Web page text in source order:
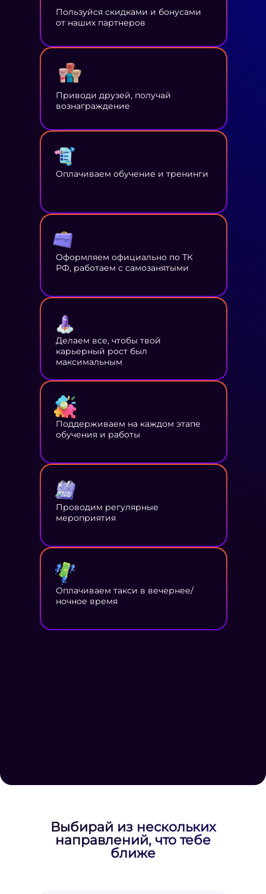
Пользуйся скидками и бонусами
от наших партнеров
Приводи друзей, получай
вознаграждение
Оплачиваем обучение и тренинги
Оформляем официально по ТК
РФ, работаем с самозанятыми
Делаем все, чтобы твой
карьерный рост был
максимальным
Поддерживаем на каждом этапе
обучения и работы
Проводим регулярные
мероприятия
Оплачиваем такси в вечернее/
ночное время
Выбирай из нескольких
направлений, что тебе
ближе